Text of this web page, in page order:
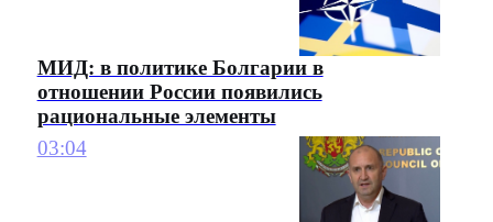
МИД: в политике Болгарии в
отношении России появились
рациональные элементы
03:04